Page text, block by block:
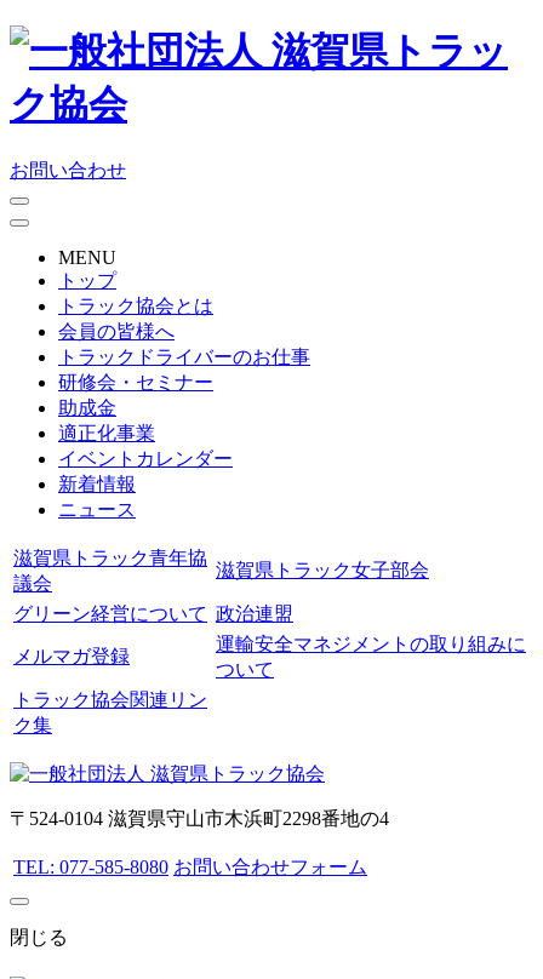
お問い合わせ
MENU
トップ
トラック協会とは
会員の皆様へ
トラックドライバーのお仕事
研修会・セミナー
助成金
適正化事業
イベントカレンダー
新着情報
ニュース
滋賀県トラック青年協
議会
滋賀県トラック女子部会
グリーン経営について 政治連盟
メルマガ登録
運輸安全マネジメントの取り組みに
ついて
トラック協会関連リン
ク集
〒524-0104 滋賀県守山市木浜町2298番地の4
TEL: 077-585-8080 お問い合わせフォーム
閉じる